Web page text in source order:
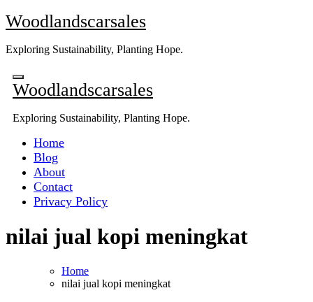
Skip
to
Woodlandscarsales
Exploring Sustainability, Planting Hope.
Woodlandscarsales
Exploring Sustainability, Planting Hope.
Home
Blog
About
Contact
Privacy Policy
nilai jual kopi meningkat
Home
nilai jual kopi meningkat